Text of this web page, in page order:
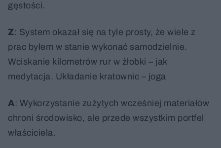
gęstości.
Z: System okazał się na tyle prosty, że wiele z
prac byłem w stanie wykonać samodzielnie.
Wciskanie kilometrów rur w żłobki – jak
medytacja. Układanie kratownic – joga
A: Wykorzystanie zużytych wcześniej materiałów
chroni środowisko, ale przede wszystkim portfel
właściciela.